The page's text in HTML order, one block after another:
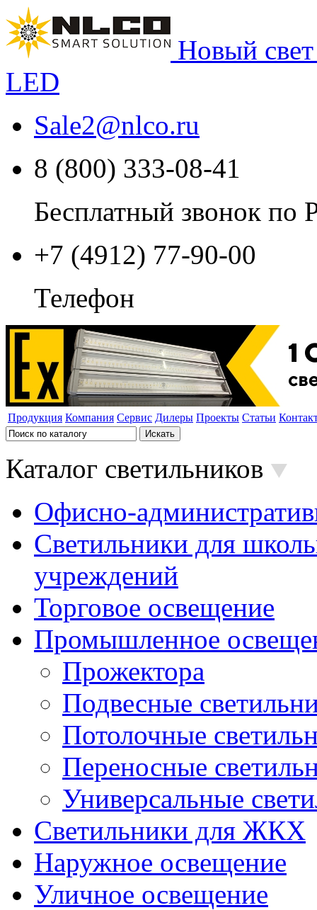
Новый
LED
Sale2@nlco.ru
8 (800) 333-08-41
Бесплатный звонок по
+7 (4912) 77-90-00
Телефон
Продукция Компания Сервис Дилеры Проекты Статьи
Каталог светильников
Офисно-
Светильники для
учреждений
Торговое освещение
Промышленное
Прожектора
Подвесные
Потолочные
Переносные
Универсальные
Светильники для ЖКХ
Наружное освещение
Уличное освещение